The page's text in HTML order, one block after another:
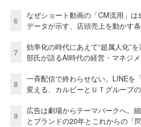
6
なぜショート動画の「CM流用」
データが示す、店頭売上を動かす
7
効率化の時代にあえて“超属人化”
部氏が語るAI時代の経営・マネジ
8
一斉配信で終わらせない。LINEを
変える、カルビーとＵＴグループ
9
広告は劇場からテーマパークへ。
とブランドの20年とこれからの「問